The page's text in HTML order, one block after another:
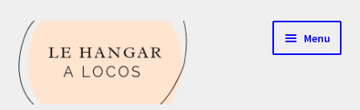
Aller
à
la
navigation
Aller
au
contenu
Menu